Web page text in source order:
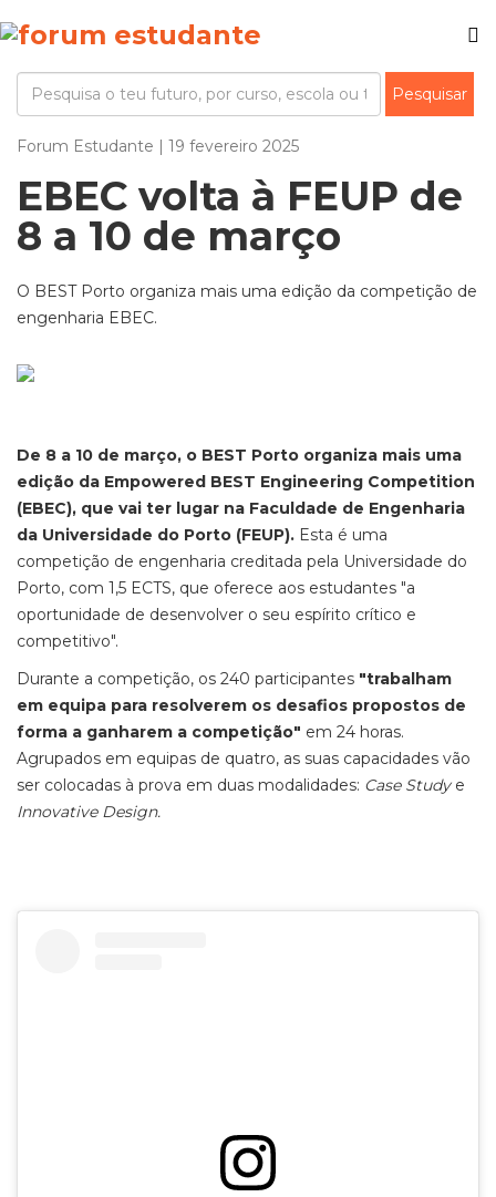
Forum Estudante | 19 fevereiro 2025
EBEC volta à FEUP de
8 a 10 de março
O BEST Porto organiza mais uma edição da competição de
engenharia EBEC.
De 8 a 10 de março, o BEST Porto organiza mais uma
edição da Empowered BEST Engineering Competition
(EBEC), que vai ter lugar na Faculdade de Engenharia
da Universidade do Porto (FEUP). Esta é uma
competição de engenharia creditada pela Universidade do
Porto, com 1,5 ECTS, que oferece aos estudantes "a
oportunidade de desenvolver o seu espírito crítico e
competitivo".
Durante a competição, os 240 participantes "trabalham
em equipa para resolverem os desafios propostos de
forma a ganharem a competição" em 24 horas.
Agrupados em equipas de quatro, as suas capacidades vão
ser colocadas à prova em duas modalidades: Case Study e
Innovative Design.